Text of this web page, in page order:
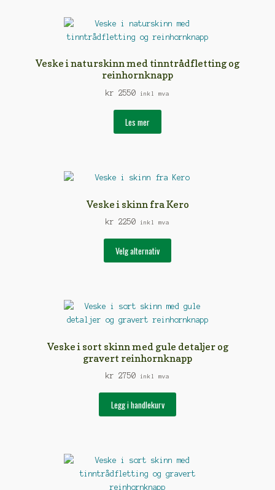
Alternativene
kan
på
produktsiden
Veske i naturskinn med tinntrådfletting og
reinhornknapp
kr 2550 inkl mva
Les mer
Veske i skinn fra Kero
kr 2250 inkl mva
Velg alternativ
Alternativene
på
produktsiden
Veske i sort skinn med gule detaljer og
gravert reinhornknapp
kr 2750 inkl mva
Legg i handlekurv